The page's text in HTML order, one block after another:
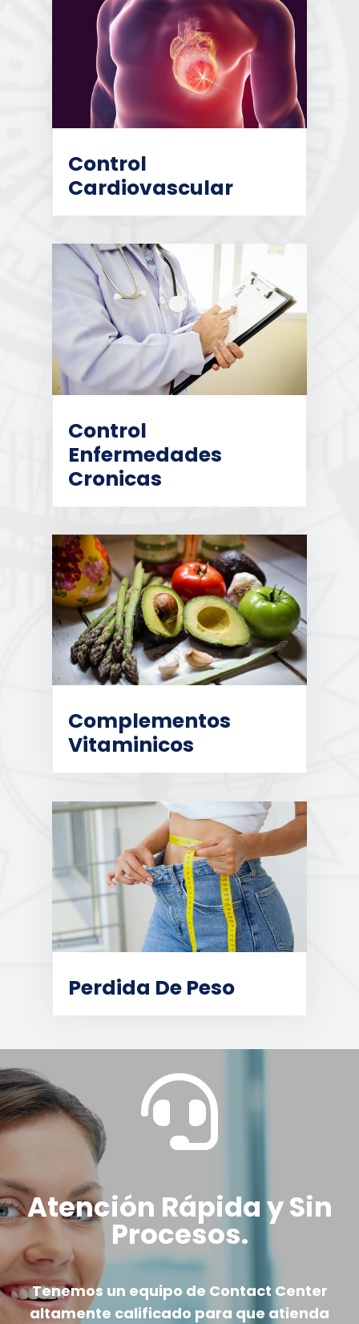
Control
Cardiovascular
Control
Enfermedades
Cronicas
Complementos
Vitaminicos
Perdida De Peso

Atención Rápida y Sin
Procesos.
Tenemos un equipo de Contact Center
altamente calificado para que atienda